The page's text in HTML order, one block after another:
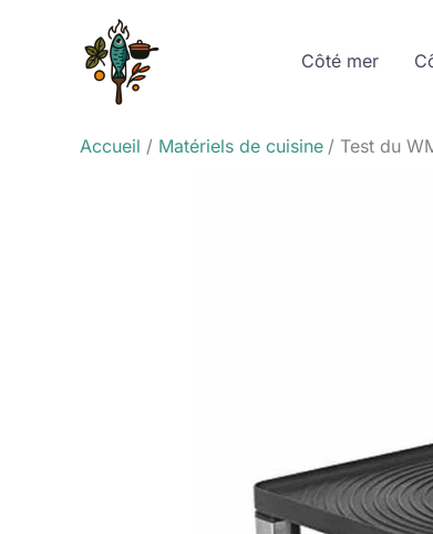
Côté mer
Accueil Matériels de cuisine Test du